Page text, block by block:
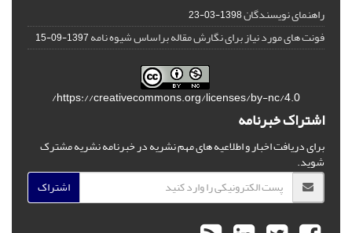
راهنمای نویسندگان1398-03-23
فونت های مورد نیاز برای نگارش مقاله براساس شیوه نامه1397-09-15
https://creativecommons.org/licenses/by-nc/4.0/
اشتراک خبرنامه
برای دریافت اخبار و اطلاعیه های مهم نشریه در خبرنامه نشریه مشترک
شوید.
اشتراک